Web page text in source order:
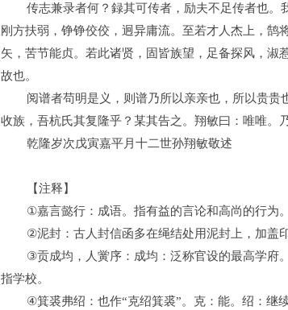
传志兼录者何？録其可传者，励夫不足传者也
刚方扶弱，铮铮佼佼，迥异庸流。至若才人杰上，鹄
矢，苦节能贞。若此诸贤，固皆族望，足备探风，淑
故也。
阅谱者苟明是义，则谱乃所以亲亲也，所以贵
收族，吾杭氏其复隆乎？某其告之。翔敏曰：唯唯。
乾隆岁次戊寅嘉平月十二世孙翔敏敬述
【注释】
①嘉言懿行：成语。指有益的言论和高尚的行为。
②泥封：古人封信函多在绳结处用泥封上，加盖
③贡成均，人黉序：成均：泛称官设的最高学府
指学校。
④箕裘弗绍 ：也作“克绍箕裘”。克：能。绍：继